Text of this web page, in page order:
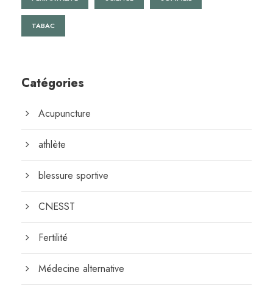
TABAC
Catégories
Acupuncture
athlète
blessure sportive
CNESST
Fertilité
Médecine alternative